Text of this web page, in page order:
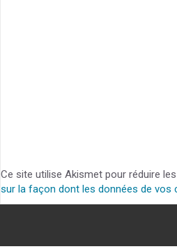
Ce site utilise Akismet pour réduire
sur la façon dont les données de